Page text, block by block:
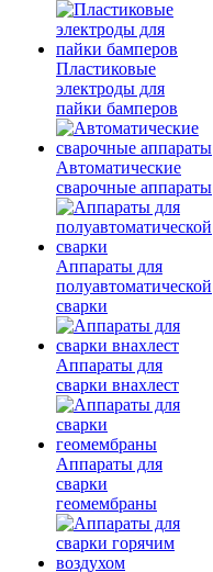
Пластиковые
электроды для
пайки бамперов
Автоматические
сварочные аппараты
Аппараты для
полуавтоматической
сварки
Аппараты для
сварки внахлест
Аппараты для
сварки
геомембраны